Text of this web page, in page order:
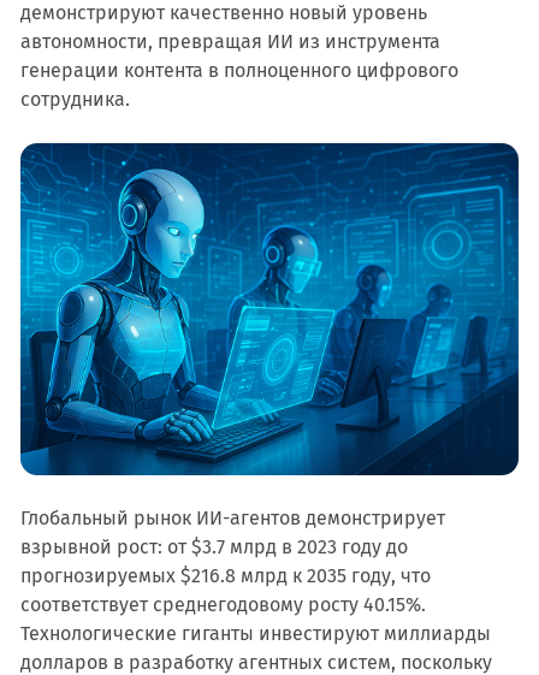
демонстрируют качественно новый уровень
автономности, превращая ИИ из инструмента
генерации контента в полноценного цифрового
сотрудника.
Глобальный рынок ИИ-агентов демонстрирует
взрывной рост: от $3.7 млрд в 2023 году до
прогнозируемых $216.8 млрд к 2035 году, что
соответствует среднегодовому росту 40.15%.
Технологические гиганты инвестируют миллиарды
долларов в разработку агентных систем, поскольку